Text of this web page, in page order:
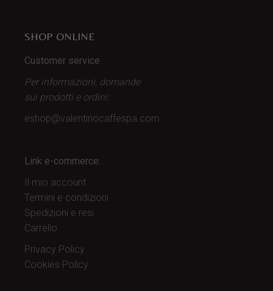
SHOP ONLINE
Customer service
Per informazioni, domande
sui prodotti e ordini:
eshop@valentinocaffespa.com
Link e-commerce:
Il mio account
Termini e condizioni
Spedizioni e resi
Carrello
Privacy Policy
Cookies Policy